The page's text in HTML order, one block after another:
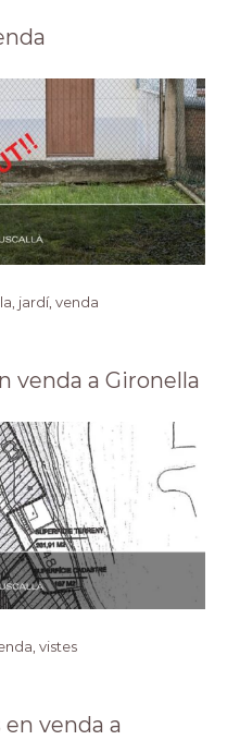
, jardí, venda
venda a Gironella
vistes
venda a